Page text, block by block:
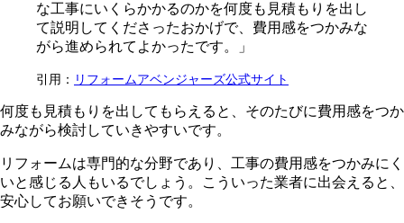
な工事にいくらかかるのかを何度も見積もりを出し
て説明してくださったおかげで、費用感をつかみな
がら進められてよかったです。」
引用： リフォームアベンジャーズ公式サイト
何度も見積もりを出してもらえると、そのたびに費用感をつか
みながら検討していきやすいです。
リフォームは専門的な分野であり、工事の費用感をつかみにく
いと感じる人もいるでしょう。こういった業者に出会えると、
安心してお願いできそうです。